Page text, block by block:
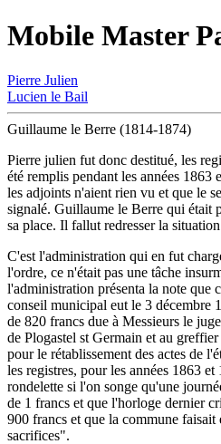
Mobile Master
Pierre Julien
Lucien le Bail
Guillaume le Berre (1814-1874)
Pierre julien fut donc destitué, les
été remplis pendant les années 1863
les adjoints n'aient rien vu et que le
signalé. Guillaume le Berre qui était
sa place. Il fallut redresser la
C'est l'administration qui en fut
l'ordre, ce n'était pas une tâche
l'administration présenta la note que
conseil municipal eut le 3 décembre
de 820 francs due à Messieurs le
de Plogastel st Germain et au
pour le rétablissement des actes de
les registres, pour les années 1863
rondelette si l'on songe qu'une
de 1 francs et que l'horloge dernier
900 francs et que la commune faisait
sacrifices".